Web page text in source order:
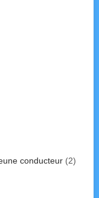
conducteur(2)